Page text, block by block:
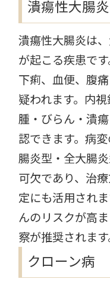
潰瘍性大腸炎
潰瘍性大腸炎は
が起こる疾患です
下痢、血便、腹
疑われます。内
腫・びらん・潰
認できます。病
腸炎型・全大腸
可欠であり、治
定にも活用され
んのリスクが高
察が推奨されます
クローン病